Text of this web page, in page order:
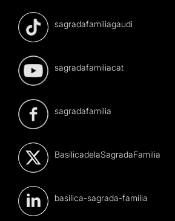
sagradafamiliagaudi
sagradafamiliacat
sagradafamilia
BasilicadelaSagradaFamilia
basilica-sagrada-familia